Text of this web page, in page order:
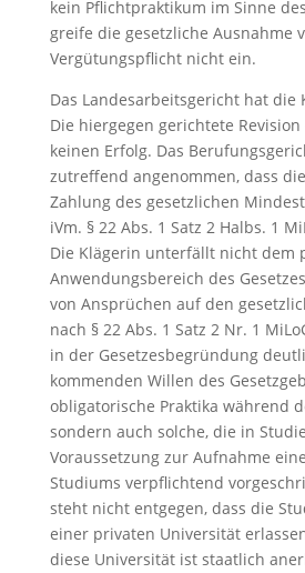
kein Pflichtpraktikum im Sinne
greife die gesetzliche Ausnahme
Vergütungspflicht nicht ein.
Das Landesarbeitsgericht hat die
Die hiergegen gerichtete
keinen Erfolg. Das
zutreffend angenommen, dass
Zahlung des gesetzlichen
iVm. § 22 Abs. 1 Satz 2 Halbs. 1
Die Klägerin unterfällt nicht dem
Anwendungsbereich des
von Ansprüchen auf den
nach § 22 Abs. 1 Satz 2 Nr. 1
in der Gesetzesbegründung
kommenden Willen des
obligatorische Praktika während
sondern auch solche, die in
Voraussetzung zur Aufnahme
Studiums verpflichtend
steht nicht entgegen, dass die
einer privaten Universität
diese Universität ist staatlich